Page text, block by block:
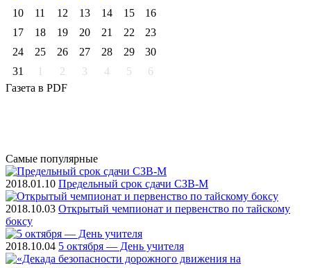
10
11 12 13 14 15
16
17
18 19 20 21 22
23
24
25 26 27 28 29
30
31
1 2 3 4 5
6
Газета в PDF
Самые популярные
2018.01.10 Предельный срок сдачи СЗВ-М
2018.10.03 Открытый чемпионат и первенство по тайскому
боксу
2018.10.04 5 октября — День учителя